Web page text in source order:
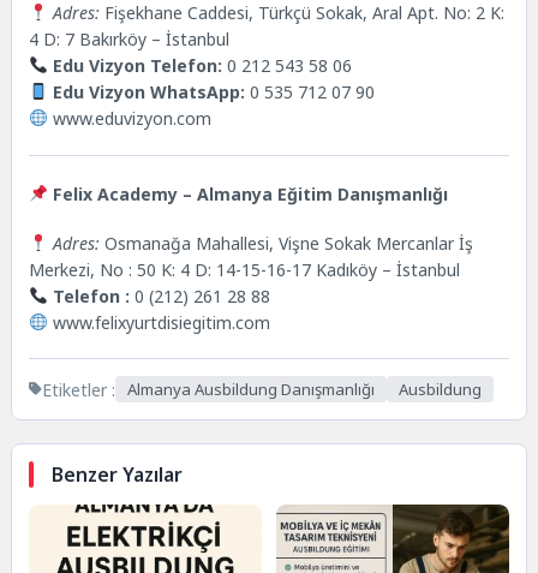
Adres: Fişekhane Caddesi, Türkçü Sokak, Aral Apt. No: 2 K:
4 D: 7 Bakırköy – İstanbul
Edu Vizyon Telefon: 0 212 543 58 06
Edu Vizyon WhatsApp: 0 535 712 07 90
www.eduvizyon.com
Felix Academy –Almanya Eğitim Danışmanlığı
Adres: Osmanağa Mahallesi, Vişne Sokak Mercanlar İş
Merkezi, No : 50 K: 4 D: 14-15-16-17 Kadıköy – İstanbul
Telefon : 0 (212) 261 28 88
www.felixyurtdisiegitim.com
Etiketler : Almanya Ausbildung Danışmanlığı Ausbildung
Benzer Yazılar